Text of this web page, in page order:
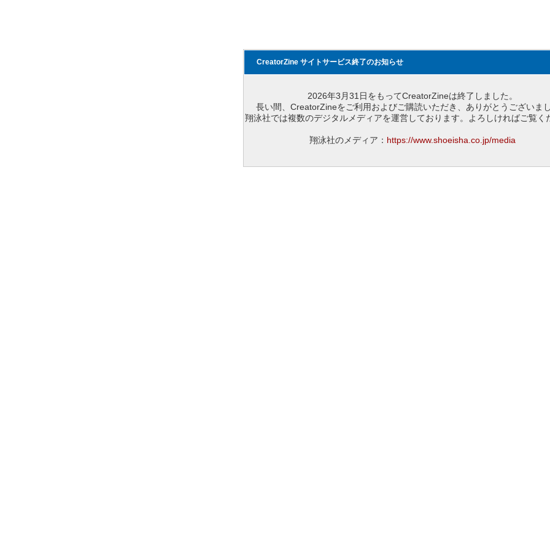
CreatorZine サイトサービス終了のお知らせ
2026年3月31日をもってCreatorZineは終了しました。
長い間、CreatorZineをご利用およびご購読いただき、ありがとうございまし
翔泳社では複数のデジタルメディアを運営しております。よろしければご覧く
翔泳社のメディア： https://www.shoeisha.co.jp/media